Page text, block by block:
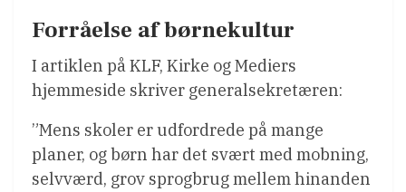
Forråelse af børnekultur
I artiklen på KLF, Kirke og Mediers
hjemmeside skriver generalsekretæren:
”Mens skoler er udfordrede på mange
planer, og børn har det svært med mobning,
selvværd, grov sprogbrug mellem hinanden